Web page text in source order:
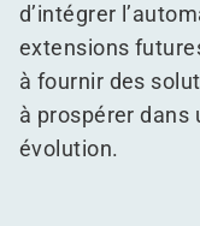
d’intégrer
extensions
à fournir des
à prospérer dans
évolution.